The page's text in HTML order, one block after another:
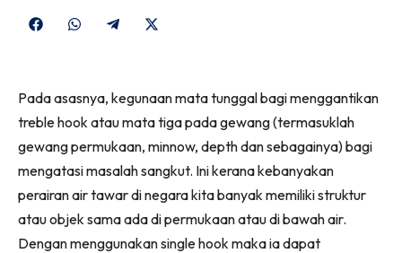
Share
Share
Share
(Twitter)
Pada asasnya, kegunaan mata tunggal bagi menggantikan
treble hook atau mata tiga pada gewang (termasuklah
gewang permukaan, minnow, depth dan sebagainya) bagi
mengatasi masalah sangkut. Ini kerana kebanyakan
perairan air tawar di negara kita banyak memiliki struktur
atau objek sama ada di permukaan atau di bawah air.
Dengan menggunakan single hook maka ia dapat